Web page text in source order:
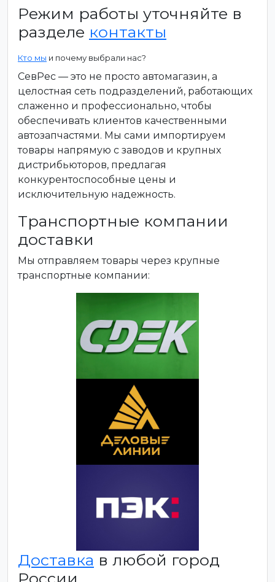
Режим работы уточняйте в
разделе контакты
Кто мы и почему выбрали нас?
СевРес — это не просто автомагазин, а
целостная сеть подразделений, работающих
слаженно и профессионально, чтобы
обеспечивать клиентов качественными
автозапчастями. Мы сами импортируем
товары напрямую с заводов и крупных
дистрибьюторов, предлагая
конкурентоспособные цены и
исключительную надежность.
Транспортные компании
доставки
Мы отправляем товары через крупные
транспортные компании:
Доставка в любой город
России